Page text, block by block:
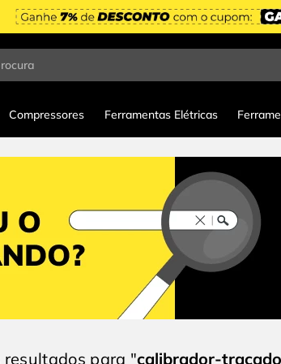
Compressores Ferramentas Elétricas
calibrador-